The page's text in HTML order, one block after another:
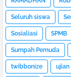
Seluruh siswa
Sosialiasi SPMB
Sumpah Pemuda
twibbonize ujian